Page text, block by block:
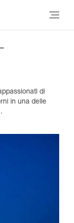
di
in una delle